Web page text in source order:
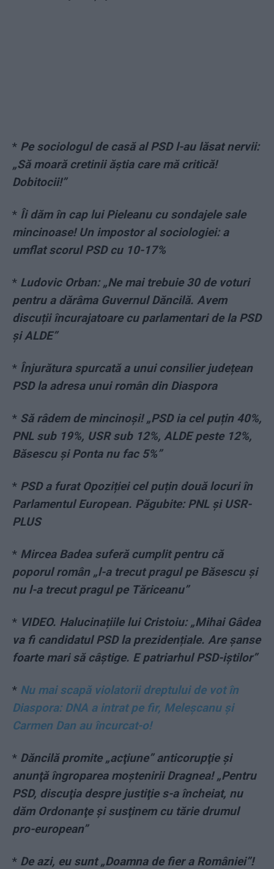
* Pe sociologul de casă al PSD l-au lăsat nervii:
„Să moară cretinii ăștia care mă critică!
Dobitocii!”
* Îi dăm în cap lui Pieleanu cu sondajele sale
mincinoase! Un impostor al sociologiei: a
umflat scorul PSD cu 10-17%
* Ludovic Orban: „Ne mai trebuie 30 de voturi
pentru a dărâma Guvernul Dăncilă. Avem
discuții încurajatoare cu parlamentari de la PSD
și ALDE”
* Înjurătura spurcată a unui consilier județean
PSD la adresa unui român din Diaspora
* Să râdem de mincinoși! „PSD ia cel puțin 40%,
PNL sub 19%, USR sub 12%, ALDE peste 12%,
Băsescu și Ponta nu fac 5%”
* PSD a furat Opoziției cel puțin două locuri în
Parlamentul European. Păgubite: PNL și USR-
PLUS
* Mircea Badea suferă cumplit pentru că
poporul român „l-a trecut pragul pe Băsescu și
nu l-a trecut pragul pe Tăriceanu”
* VIDEO. Halucinațiile lui Cristoiu: „Mihai Gâdea
va fi candidatul PSD la prezidențiale. Are șanse
foarte mari să câștige. E patriarhul PSD-iștilor”
* Nu mai scapă violatorii dreptului de vot în
Diaspora: DNA a intrat pe fir, Meleşcanu şi
Carmen Dan au încurcat-o!
* Dăncilă promite „acţiune” anticorupţie şi
anunţă îngroparea moştenirii Dragnea! „Pentru
PSD, discuţia despre justiţie s-a încheiat, nu
dăm Ordonanţe şi susţinem cu tărie drumul
pro-european”
* De azi, eu sunt „Doamna de fier a României”!